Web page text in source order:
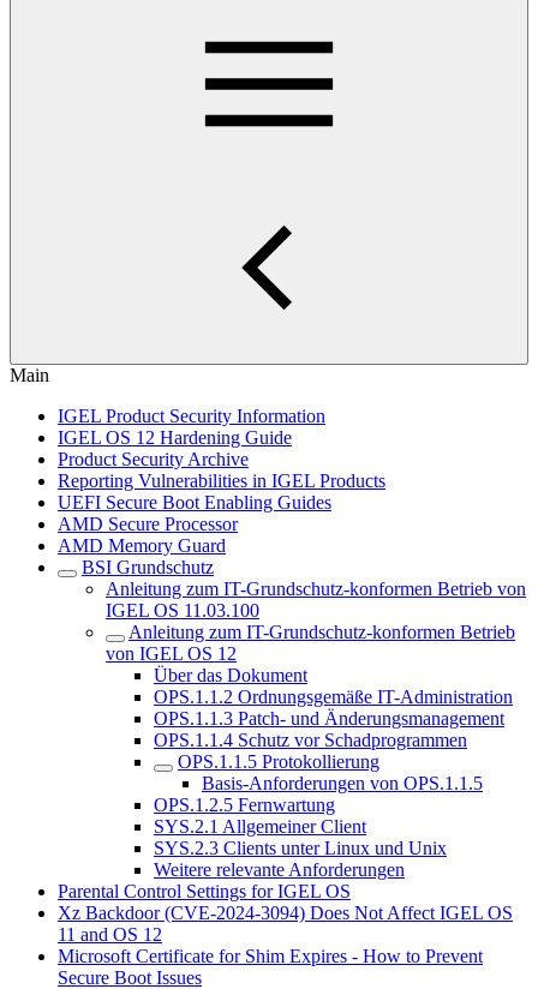
Main
IGEL Product Security Information
IGEL OS 12 Hardening Guide
Product Security Archive
Reporting Vulnerabilities in IGEL Products
UEFI Secure Boot Enabling Guides
AMD Secure Processor
AMD Memory Guard
BSI Grundschutz
Anleitung zum IT-Grundschutz-konformen Betrieb von
IGEL OS 11.03.100
Anleitung zum IT-Grundschutz-konformen Betrieb
von IGEL OS 12
Über das Dokument
OPS.1.1.2 Ordnungsgemäße IT-Administration
OPS.1.1.3 Patch- und Änderungsmanagement
OPS.1.1.4 Schutz vor Schadprogrammen
OPS.1.1.5 Protokollierung
Basis-Anforderungen von OPS.1.1.5
OPS.1.2.5 Fernwartung
SYS.2.1 Allgemeiner Client
SYS.2.3 Clients unter Linux und Unix
Weitere relevante Anforderungen
Parental Control Settings for IGEL OS
Xz Backdoor (CVE-2024-3094) Does Not Affect IGEL OS
11 and OS 12
Microsoft Certificate for Shim Expires - How to Prevent
Secure Boot Issues